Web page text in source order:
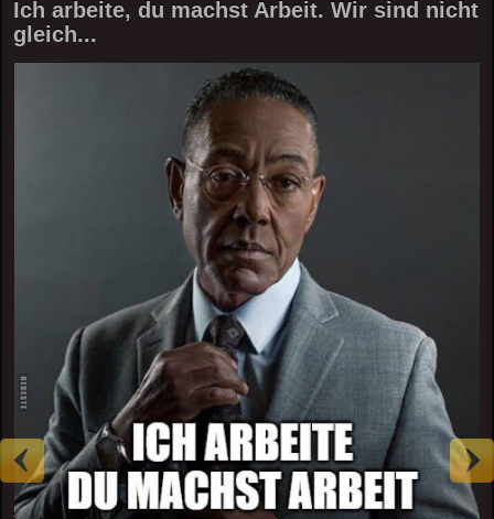
Ich arbeite, du machst Arbeit. Wir sind nicht
gleich...